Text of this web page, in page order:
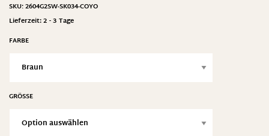
SKU:2604G2SW-SK034-COYO
Lieferzeit:2 - 3 Tage
FARBE
GRÖSSE